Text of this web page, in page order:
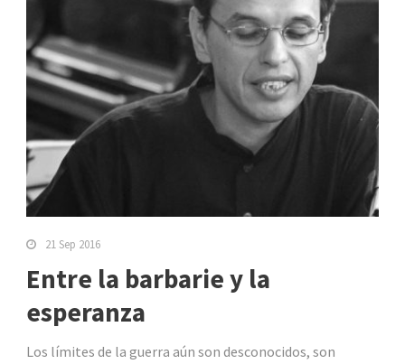
21 Sep 2016
Entre la barbarie y la
esperanza
Los límites de la guerra aún son desconocidos, son